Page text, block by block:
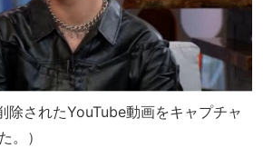
除されたYouTube動画をキャプチャ
。）